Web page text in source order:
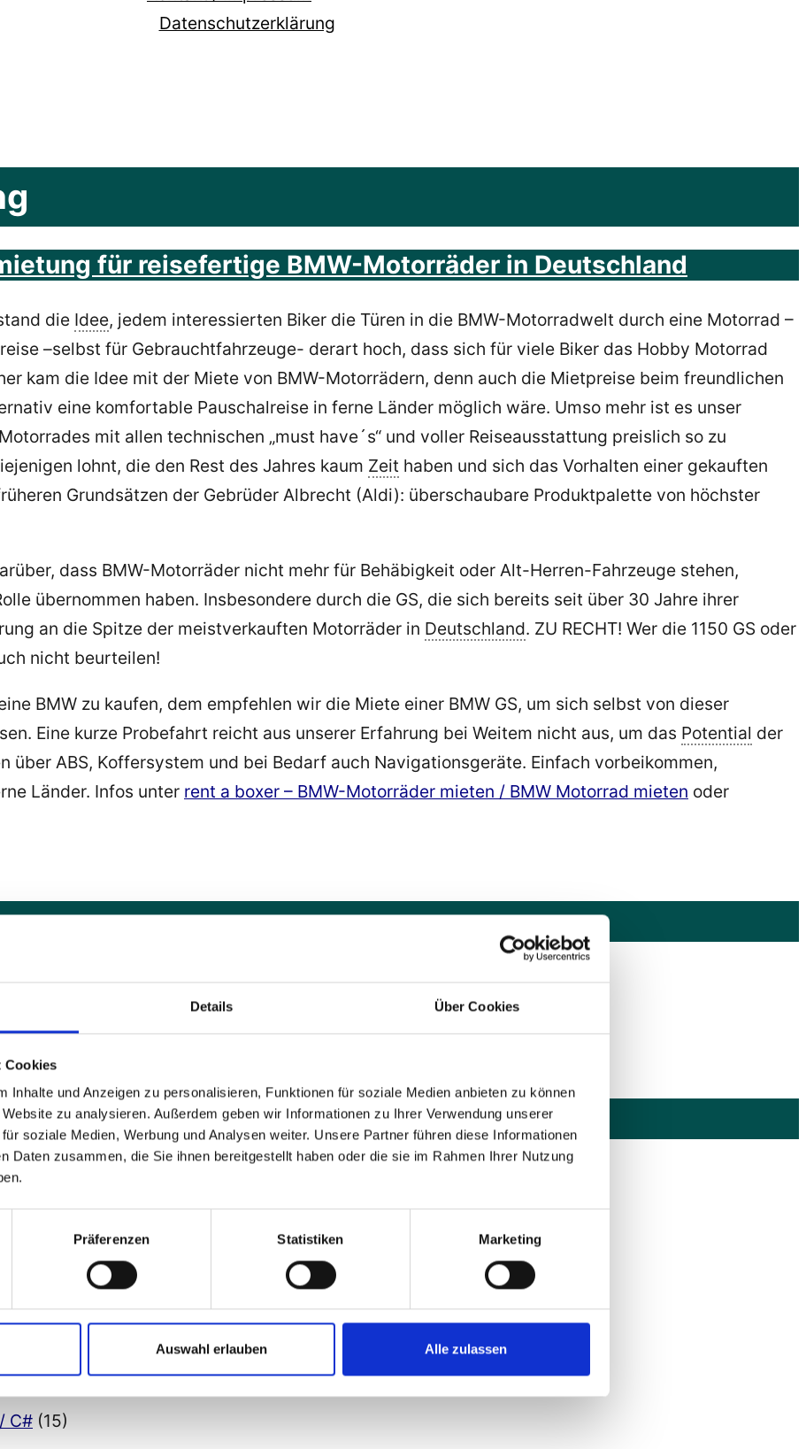
Details Über Cookies
Cookies
Inhalte und Anzeigen zu personalisieren, Funktionen für soziale Medien anbieten zu können
zu analysieren. Außerdem geben wir Informationen zu Ihrer Verwendung unserer
soziale Medien, Werbung und Analysen weiter. Unsere Partner führen diese Informationen
Daten zusammen, die Sie ihnen bereitgestellt haben oder die sie im Rahmen Ihrer Nutzung
Präferenzen Statistiken Marketing
Auswahl erlauben Alle zulassen
Datenschutzerklärung
für reisefertige BMW-Motorräder in Deutschland
die Idee, jedem interessierten Biker die Türen in die BMW-Motorradwelt durch eine Motorrad –
–selbst für Gebrauchtfahrzeuge- derart hoch, dass sich für viele Biker das Hobby Motorrad
kam die Idee mit der Miete von BMW-Motorrädern, denn auch die Mietpreise beim freundlichen
eine komfortable Pauschalreise in ferne Länder möglich wäre. Umso mehr ist es unser
mit allen technischen „must have´s“ und voller Reiseausstattung preislich so zu
lohnt, die den Rest des Jahres kaum Zeit haben und sich das Vorhalten einer gekauften
Grundsätzen der Gebrüder Albrecht (Aldi): überschaubare Produktpalette von höchster
dass BMW-Motorräder nicht mehr für Behäbigkeit oder Alt-Herren-Fahrzeuge stehen,
übernommen haben. Insbesondere durch die GS, die sich bereits seit über 30 Jahre ihrer
an die Spitze der meistverkauften Motorräder in Deutschland. ZU RECHT! Wer die 1150 GS oder
nicht beurteilen!
BMW zu kaufen, dem empfehlen wir die Miete einer BMW GS, um sich selbst von dieser
Eine kurze Probefahrt reicht aus unserer Erfahrung bei Weitem nicht aus, um das Potential der
über ABS, Koffersystem und bei Bedarf auch Navigationsgeräte. Einfach vorbeikommen,
Länder. Infos unter rent a boxer – BMW-Motorräder mieten / BMW Motorrad mieten oder
die Cloud
C# (15)